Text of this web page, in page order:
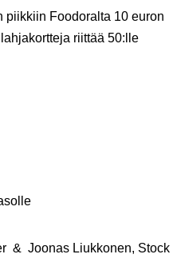
piikkiin Foodoralta 10 euron
riittää 50:lle
& Joonas Liukkonen, Stock